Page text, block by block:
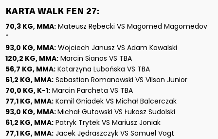
KARTA WALK FEN 27:
70,3 KG, MMA: Mateusz Rębecki VS Magomed Magomedov
*
93,0 KG, MMA: Wojciech Janusz VS Adam Kowalski
120,2 KG, MMA: Marcin Sianos VS TBA
56,7 KG, MMA: Katarzyna Lubońska VS TBA
61,2 KG, MMA: Sebastian Romanowski VS Vilson Junior
70,0 KG, K-1: Marcin Parcheta VS TBA
77,1 KG, MMA: Kamil Gniadek VS Michał Balcerczak
93,0 KG, MMA:Michał Gutowski VS Łukasz Sudolski
61,2 KG, MMA: Patryk Trytek VS Mariusz Joniak
77,1 KG, MMA: Jacek Jędraszczyk VS Samuel Vogt